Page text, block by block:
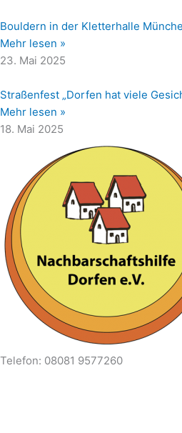
Bouldern in der Kletterhalle
Mehr lesen »
23. Mai 2025
Straßenfest „Dorfen hat viele
Mehr lesen »
18. Mai 2025
Telefon: 08081 9577260